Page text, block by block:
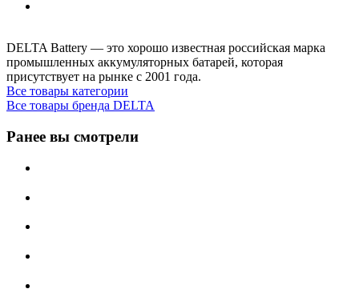
DELTA Battery — это хорошо известная российская марка
промышленных аккумуляторных батарей, которая
присутствует на рынке с 2001 года.
Все товары категории
Все товары бренда DELTA
Ранее вы смотрели